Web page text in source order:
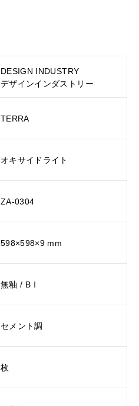
DESIGN INDUSTRY
デザインインダストリー
TERRA
オキサイドライト
ZA-0304
598×598×9 mm
無釉 / BⅠ
セメント調
枚